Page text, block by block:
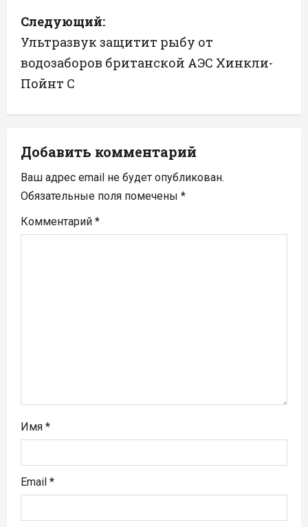
г
а
ц
и
я
п
о
з
м
Следующий:
Ультразвук защитит рыбу от
водозаборов британской АЭС Хинкли-
Пойнт C
Добавить комментарий
Ваш адрес email не будет опубликован.
Обязательные поля помечены *
Комментарий *
Имя *
Email *